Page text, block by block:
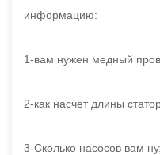
информацию:
1-вам нужен медный
2-как насчет длины
3-Сколько насосов вам